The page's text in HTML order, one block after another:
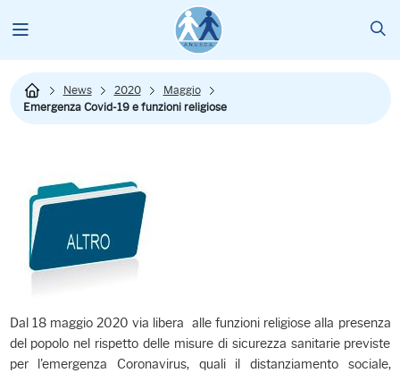
News 2020
Maggio
Emergenza Covid-19 e funzioni religiose
Dal 18 maggio 2020 via libera alle funzioni religiose alla presenza
del popolo nel rispetto delle misure di sicurezza sanitarie previste
per l'emergenza Coronavirus, quali il distanziamento sociale,